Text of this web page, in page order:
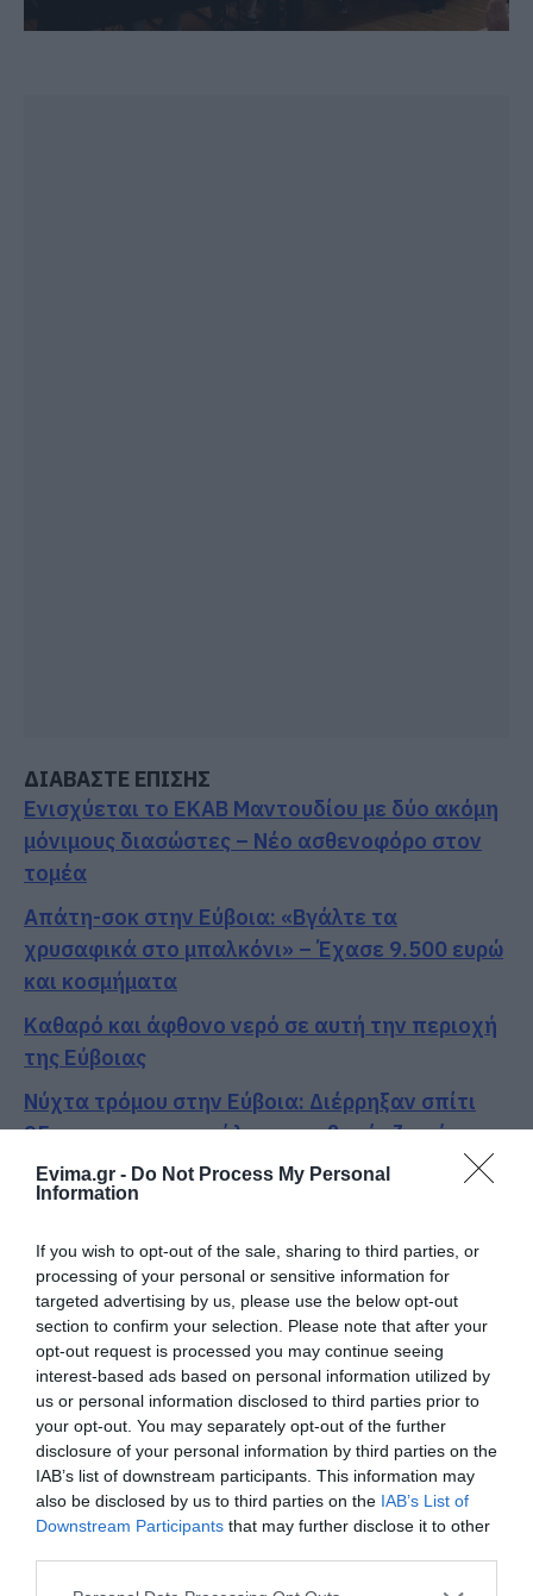
Evima.gr - Do Not Process My Personal
Information
If you wish to opt-out of the sale, sharing to third parties, or
processing of your personal or sensitive information for
targeted advertising by us, please use the below opt-out
section to confirm your selection. Please note that after your
opt-out request is processed you may continue seeing
interest-based ads based on personal information utilized by
us or personal information disclosed to third parties prior to
your opt-out. You may separately opt-out of the further
disclosure of your personal information by third parties on the
IAB’s list of downstream participants. This information may
also be disclosed by us to third parties on the IAB’s List of
Downstream Participants that may further disclose it to other
Please note that this website/app uses one or more Google
ΔΙΑΒΑΣΤΕ ΕΠΙΣΗΣ
Ενισχύεται το ΕΚΑΒ Μαντουδίου με δύο ακόμη
μόνιμους διασώστες – Νέο ασθενοφόρο στον
τομέα
Απάτη-σοκ στην Εύβοια: «Βγάλτε τα
χρυσαφικά στο μπαλκόνι» – Έχασε 9.500 ευρώ
και κοσμήματα
Καθαρό και άφθονο νερό σε αυτή την περιοχή
της Εύβοιας
Νύχτα τρόμου στην Εύβοια: Διέρρηξαν σπίτι
95χρονης και προκάλεσαν σοβαρές ζημιές σε
ταβέρνα
Διαβάστε όλες τιςειδήσεις για την Εύβοια
Διαβάστε όλες τιςτελευταίες ειδήσειςγια την
Ελλάδακαι τονΚόσμοστοevima.gr
TAGS: ΔΗΜΟΤΙΚΟ ΣΥΜΒΟΥΛΙΟ
ΕΙΔΗΣΕΙΣ ΕΥΒΟΙΑ
ΕΥΒΟΙΑ
ΝΕΑ ΧΑΛΚΙΔΑ
ΡΟΗ ΕΙΔΗΣΕΩΝ
Ενισχύεται το ΕΚΑΒ Μαντουδίου
με δύο ακόμη μόνιμους διασώστες